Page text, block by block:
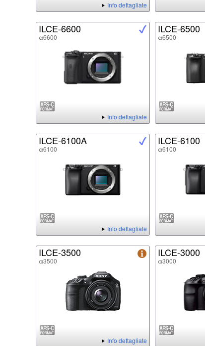
Info dettagliate
ILCE-6600
α6600
Info dettagliate
ILCE-6500
α6500
ILCE-6100A
α6100
Info dettagliate
ILCE-6100
α6100
ILCE-3500
α3500
Info dettagliate
ILCE-3000
α3000